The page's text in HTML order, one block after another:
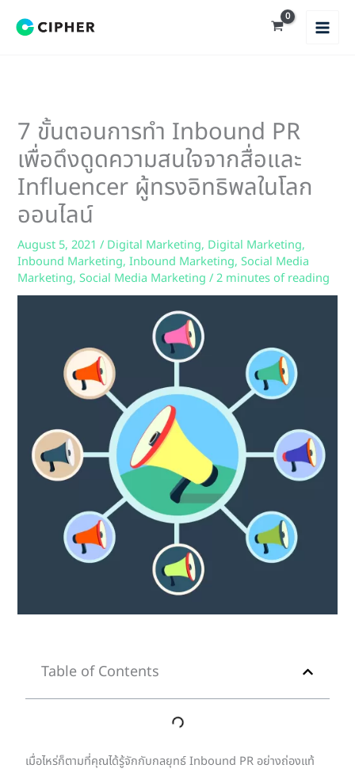
7 ขั้นตอนการทำ Inbound PR
เพื่อดึงดูดความสนใจจากสื่อและ
Influencer ผู้ทรงอิทธิพลในโลก
ออนไลน์
August 5, 2021/ Digital Marketing, Digital Marketing,
Inbound Marketing,Inbound Marketing,Social Media
Marketing,Social Media Marketing /2 minutes of reading
Table of Contents
เมื่อไหร่ก็ตามที่คุณได้รู้จักกับกลยุทธ์ Inbound PR อย่างถ่องแท้